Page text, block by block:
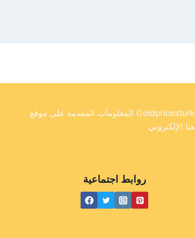
المعلومات المقدمة على موقع Goldpricesturkey.com مخصصة لأغراض إعلامية فقط ولا ينبغي اعتبارها نصيحة مالية. وفي حين أننا نسعى جاهدين لتوفير معلومات دقيقة وحديثة
روابط اجتماعية